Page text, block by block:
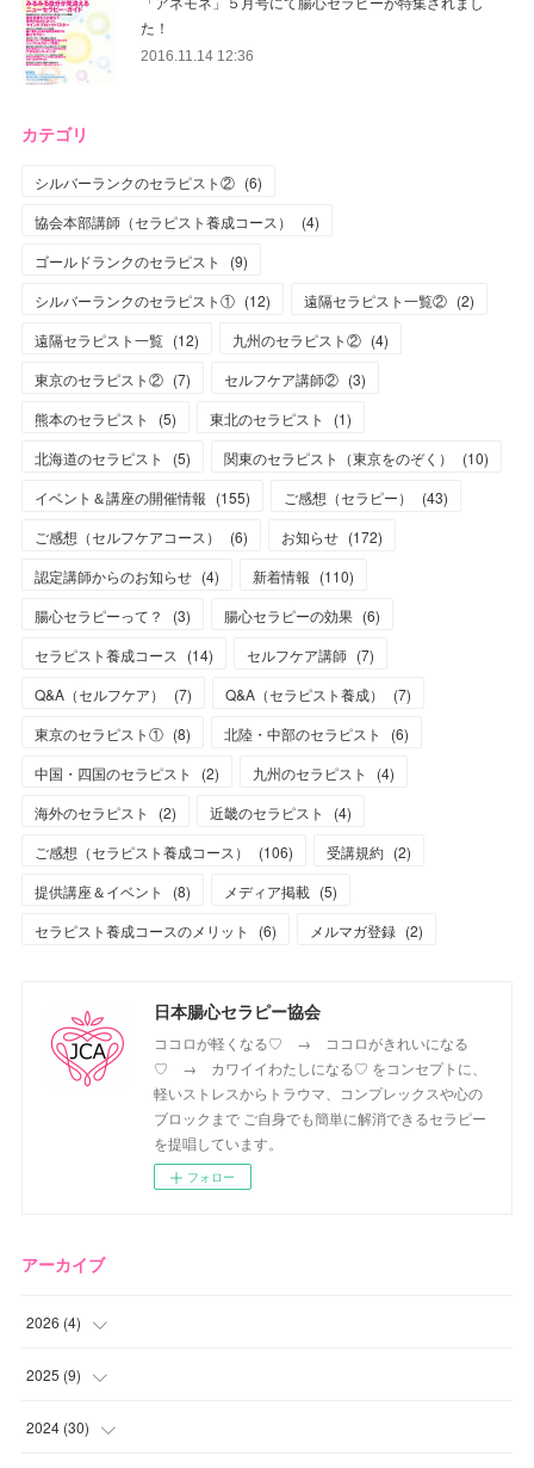
た！
2016.11.14 12:36
カテゴリ
シルバーランクのセラピスト② (6)
協会本部講師（セラピスト養成コース）
(4)
ゴールドランクのセラピスト
(9)
シルバーランクのセラピスト① (12) 遠隔セラピスト一覧② (2)
遠隔セラピスト一覧 (12) 九州のセラピスト② (4)
東京のセラピスト② (7) セルフケア講師② (3)
熊本のセラピスト
(5) 東北のセラピスト (1)
北海道のセラピスト
(5) 関東のセラピスト（東京をのぞく） (10)
イベント＆講座の開催情報 (155) ご感想（セラピー） (43)
ご感想（セルフケアコース）
(6) お知らせ (172)
認定講師からのお知らせ (4) 新着情報 (110)
腸心セラピーって？
(3) 腸心セラピーの効果 (6)
セラピスト養成コース
(14) セルフケア講師 (7)
Q&A（セルフケア）
(7) Q&A（セラピスト養成） (7)
東京のセラピスト① (8) 北陸・中部のセラピスト (6)
中国・四国のセラピスト
(2) 九州のセラピスト (4)
海外のセラピスト
(2) 近畿のセラピスト (4)
ご感想（セラピスト養成コース）
(106) 受講規約 (2)
提供講座＆イベント
(8) メディア掲載 (5)
セラピスト養成コースのメリット
(6) メルマガ登録 (2)
日本腸心セラピー協会
ココロが軽くなる♡ → ココロがきれいになる
♡ → カワイイわたしになる♡ をコンセプトに、
軽いストレスからトラウマ、コンプレックスや心の
ブロックまで ご自身でも簡単に解消できるセラピー
を提唱しています。
フォロー
アーカイブ
2026 (4)
( )
(1
2025 (9)
(2
2024 (30)